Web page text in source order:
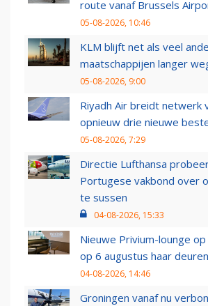
route vanaf Brussels
05-08-2026, 10:46
KLM blijft net als veel
maatschappijen langer
05-08-2026, 9:00
Riyadh Air breidt netwerk
opnieuw drie nieuwe
05-08-2026, 7:29
Directie Lufthansa
Portugese vakbond over
te sussen
04-08-2026, 15:33
Nieuwe Privium-lounge
op 6 augustus haar deuren
04-08-2026, 14:46
Groningen vanaf nu